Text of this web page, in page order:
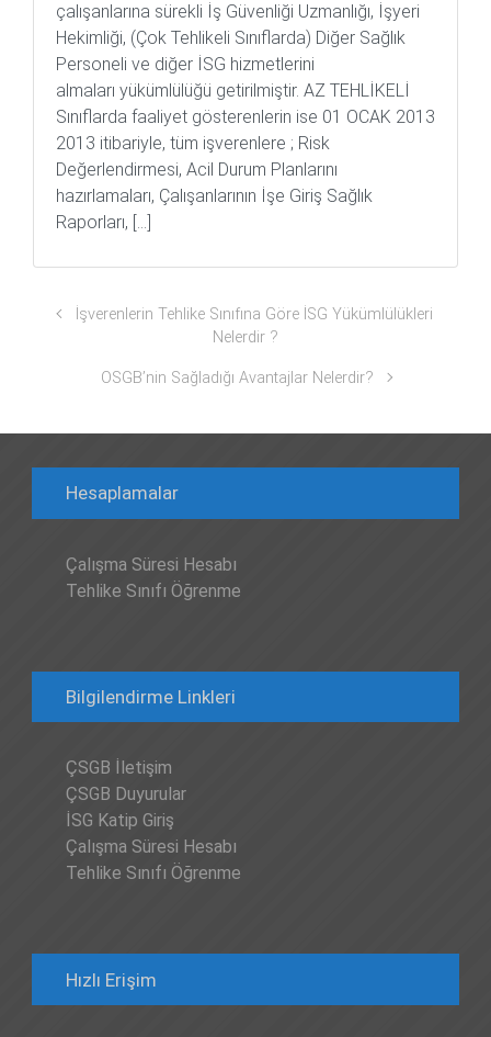
çalışanlarına sürekli İş Güvenliği Uzmanlığı, İşyeri
Hekimliği, (Çok Tehlikeli Sınıflarda) Diğer Sağlık
Personeli ve diğer İSG hizmetlerini
almaları yükümlülüğü getirilmiştir. AZ TEHLİKELİ
Sınıflarda faaliyet gösterenlerin ise 01 OCAK 2013
2013 itibariyle, tüm işverenlere ; Risk
Değerlendirmesi, Acil Durum Planlarını
hazırlamaları, Çalışanlarının İşe Giriş Sağlık
Raporları, […]
İşverenlerin Tehlike Sınıfına Göre İSG Yükümlülükleri
Nelerdir ?
OSGB’nin Sağladığı Avantajlar Nelerdir?
Hesaplamalar
Çalışma Süresi Hesabı
Tehlike Sınıfı Öğrenme
Bilgilendirme Linkleri
ÇSGB İletişim
ÇSGB Duyurular
İSG Katip Giriş
Çalışma Süresi Hesabı
Tehlike Sınıfı Öğrenme
Hızlı Erişim